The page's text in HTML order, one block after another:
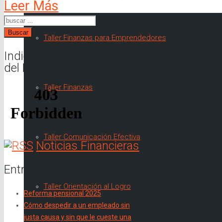
Taller Finanzas para Emprendedores
Taller Finanzas
Taller Comunicación Efectiva
Taller Orientación al Logro
Leer Más
Buscar
Indicadores Económicos
del Día
Noticias Financieras
Entradas recientes
Reforma pensional 2025
Cómo despedir a un empleado sin
justa causa y sin que le cueste una